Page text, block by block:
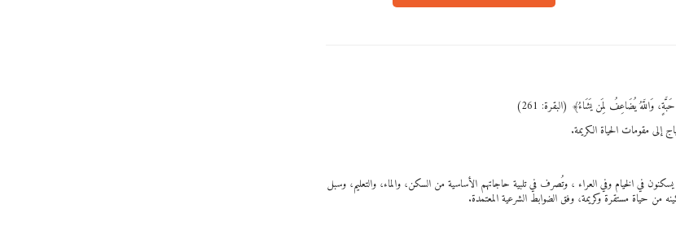
وَاللَّهُ يُضَاعِفُ لِمَن يَشَاءُ﴾ (البقرة: 261)
إلى مقومات الحياة الكريمة.
يسكنون في الخيام وفي العراء ، وتُصرف في تلبية حاجاتهم الأساسية من السكن، والماء، والتعليم، وسبل
حياة مستقرة وكريمة، وفق الضوابط الشرعية المعتمدة.